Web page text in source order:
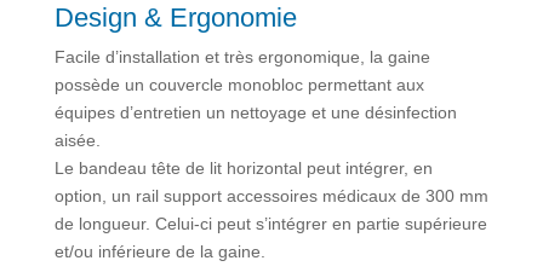
Design & Ergonomie
Facile d’installation et très ergonomique, la gaine
possède un couvercle monobloc permettant aux
équipes d’entretien un nettoyage et une désinfection
aisée.
Le bandeau tête de lit horizontal peut intégrer, en
option, un rail support accessoires médicaux de 300 mm
de longueur. Celui-ci peut s’intégrer en partie supérieure
et/ou inférieure de la gaine.